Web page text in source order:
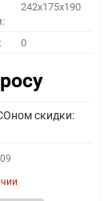
242x175x190
0
скидки: